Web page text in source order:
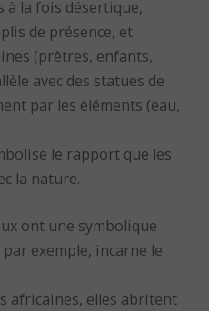
à la fois désertique,
de présence, et
(prêtres, enfants,
avec des statues de
par les éléments (eau,
le rapport que les
la nature.
ont une symbolique
exemple, incarne le
africaines, elles abritent